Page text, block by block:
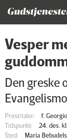
Vesper
Den greske
Prest/taler:
f.
Tidspunkt:
24. des.
Sted:
Maria